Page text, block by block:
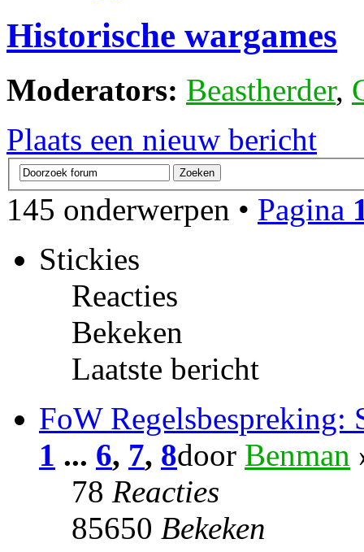
Historische wargames
Moderators: Beastherder,
Plaats een nieuw bericht
145 onderwerpen • Pagina
Stickies
Reacties
Bekeken
Laatste bericht
FoW
1 ... 6, 7, 8door Benman
78 Reacties
85650 Bekeken